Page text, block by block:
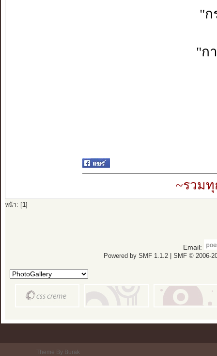
"ก
"ก
~รวมทุ
หน้า: [ 1]
Email:
Powered by SMF 1.1.2| SMF © 2006-
Theme By Burak